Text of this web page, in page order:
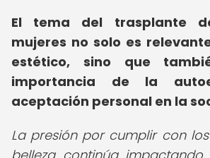
El tema del trasplante
mujeres no solo es
estético, sino que
importancia de la
aceptación personal en la
La presión por cumplir con